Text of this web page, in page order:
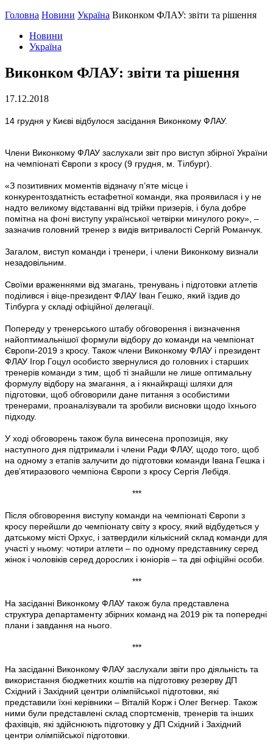
Головна Новини Україна Виконком ФЛАУ: звіти та рішення
Новини
Україна
Виконком ФЛАУ: звіти та рішення
17.12.2018
14 грудня у Києві відбулося засідання Виконкому ФЛАУ.
Члени Виконкому ФЛАУ заслухали звіт про виступ збірної України
на чемпіонаті Європи з кросу (9 грудня, м. Тілбург).
«З позитивних моментів відзначу п’яте місце і
конкурентоздатність естафетної команди, яка проявилася і у не
надто великому відставанні від трійки призерів, і була добре
помітна на фоні виступу української четвірки минулого року», –
зазначив головний тренер з видів витривалості Сергій Романчук.
Загалом, виступ команди і тренери, і члени Виконкому визнали
незадовільним.
Своїми враженнями від змагань, тренувань і підготовки атлетів
поділився і віце-президент ФЛАУ Іван Гешко, який їздив до
Тілбурга у складі офіційної делегації.
Попереду у тренерського штабу обговорення і визначення
найоптимальнішої формули відбору до команди на чемпіонат
Європи-2019 з кросу. Також члени Виконкому ФЛАУ і президент
ФЛАУ Ігор Гоцул особисто звернулися до головних і старших
тренерів команди з тим, щоб ті знайшли не лише оптимальну
формулу відбору на змагання, а і якнайкращі шляхи для
підготовки, щоб обговорили дане питання з особистими
тренерами, проаналізували та зробили висновки щодо їхнього
підходу.
У ході обговорень також була винесена пропозиція, яку
наступного дня підтримали і члени Ради ФЛАУ, щодо того, щоб
на одному з етапів залучити до підготовки команди Івана Гешка і
дев’ятиразового чемпіона Європи з кросу Сергія Лебідя.
***
Після обговорення виступу команди на чемпіонаті Європи з
кросу перейшли до чемпіонату світу з кросу, який відбудеться у
датському місті Орхус, і затвердили кількісний склад команди для
участі у ньому: чотири атлети – по одному представнику серед
жінок і чоловіків серед дорослих і юніорів – та дві офіційні особи.
***
На засіданні Виконкому ФЛАУ також була представлена
структура департаменту збірних команд на 2019 рік та попередні
плани і завдання на нього.
***
На засіданні Виконкому ФЛАУ заслухали звіти про діяльність та
використання бюджетних коштів на підготовку резерву ДП
Східний і Західний центри олімпійської підготовки, які
представили їхні керівники – Віталій Корж і Олег Вегнер. Також
ними були представлені склад спортсменів, тренерів та інших
фахівців, які здійснюють підготовку у ДП Східний і Західний
центри олімпійської підготовки.